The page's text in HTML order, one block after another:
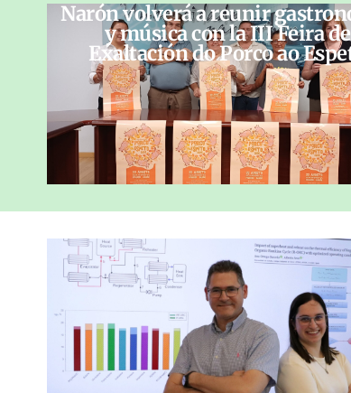
Narón volverá a reunir
y música con la III Feira de
Exaltación do Porco ao